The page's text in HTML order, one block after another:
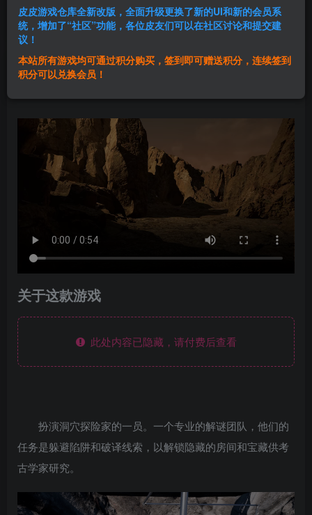
登录购买
群主1号
关于这款游戏
此处内容已隐藏，请付费后查看
扮演洞穴探险家的一员。一个专业的解谜团队，他们的
任务是躲避陷阱和破译线索，以解锁隐藏的房间和宝藏供考
古学家研究。
皮皮游戏仓库全新改版，全面升级更换了新的UI和新的会员系
统，增加了“社区”功能，各位皮友们可以在社区讨论和提交建
议！
本站所有游戏均可通过积分购买，签到即可赠送积分，连续签到
积分可以兑换会员！